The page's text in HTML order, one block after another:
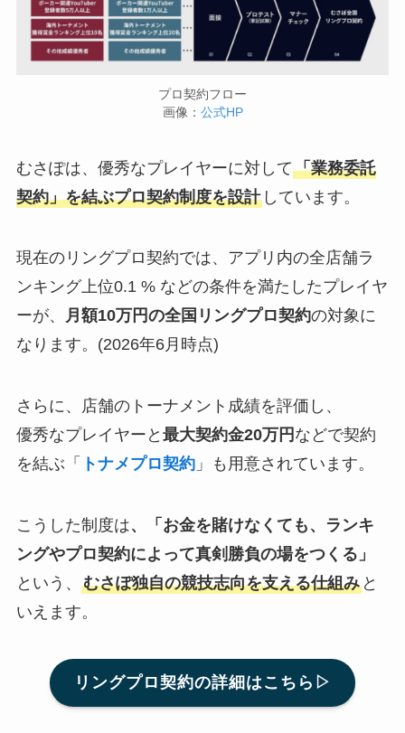
プロ契約フロー
画像： 公式HP
むさぽは、優秀なプレイヤーに対して「業務委託
契約」を結ぶプロ契約制度を設計しています。
現在のリングプロ契約では、アプリ内の全店舗ラ
ンキング上位0.1 % などの条件を満たしたプレイヤ
ーが、
月額10万円の全国リングプロ契約の対象に
なります。(2026年6月時点)
さらに、店舗のトーナメント成績を評価し、
優秀なプレイヤーと 最大契約金20万円 などで契約
を結ぶ「
トナメプロ契約」も用意されています。
こうした制度は、「お金を賭けなくても、ランキ
ングやプロ契約によって真剣勝負の場をつくる」
という、 むさぽ独自の競技志向を支える仕組みと
いえます。
リングプロ契約の詳細はこちら▷